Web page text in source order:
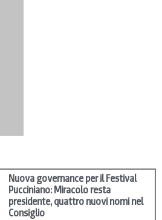
Nuova governance per il Festival
Pucciniano: Miracolo resta
presidente, quattro nuovi nomi nel
Consiglio